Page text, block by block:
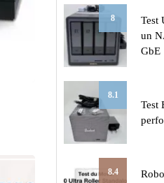
8
Test
un
GbE
8.1
Test
8.4